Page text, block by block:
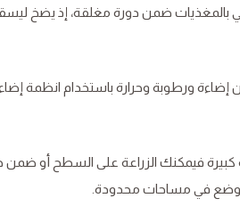
بالمغذيات ضمن دورة مغلقة، إذ يضخ
إضاءة ورطوبة وحرارة باستخدام انظمة
كبيرة فيمكنك الزراعة على السطح أو ضمن
توضع في مساحات محدودة.